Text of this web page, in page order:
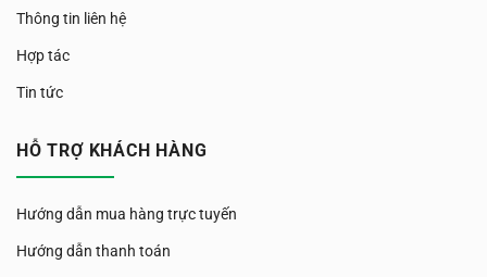
Thông tin liên hệ
Hợp tác
Tin tức
HỖ TRỢ KHÁCH HÀNG
Hướng dẫn mua hàng trực tuyến
Hướng dẫn thanh toán